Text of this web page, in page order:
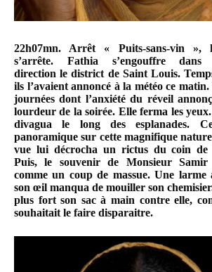
22h07mn. Arrêt « Puits-sans-vin »,
s’arrête. Fathia s’engouffre dans
direction le district de Saint Louis.
ils l’avaient annoncé à la météo ce matin.
journées dont l’anxiété du réveil
lourdeur de la soirée. Elle ferma les
divagua le long des esplanades.
panoramique sur cette magnifique
vue lui décrocha un rictus du coin de
Puis, le souvenir de Monsieur
comme un coup de massue. Une larme
son œil manqua de mouiller son
plus fort son sac à main contre elle,
souhaitait le faire disparaitre.